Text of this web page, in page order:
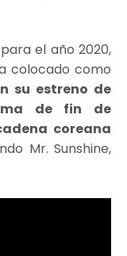
el año 2020,
colocado como
su estreno de
de fin de
coreana
Mr. Sunshine,